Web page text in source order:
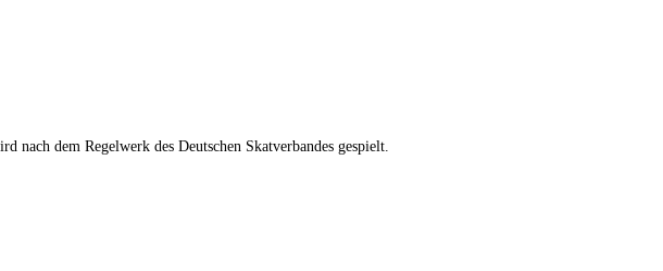
dem Regelwerk des Deutschen Skatverbandes gespielt.